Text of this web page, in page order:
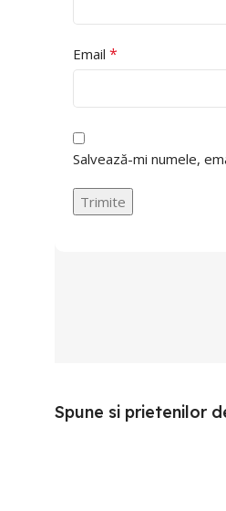
Email *
Salvează-mi numele,
Spune si prietenilor